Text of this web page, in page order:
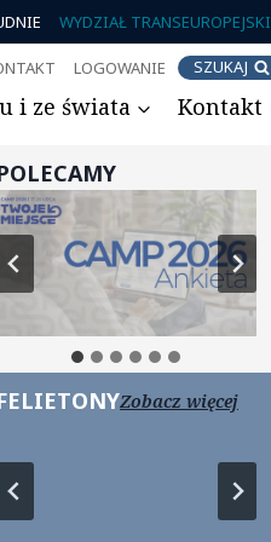
WYDZIAŁ TRANSEUROPEJSKI
LOGOWANIE SZUKAJ
i ze świata Kontakt
Zobacz więcej